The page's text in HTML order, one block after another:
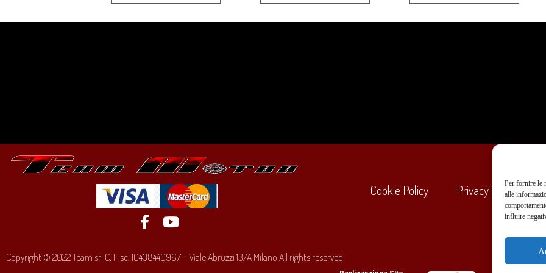
Per fornire le
alle
influire
Cookie Policy Privacy policy
Copyright © 2022 Team srl C. Fisc. 10438440967 – Viale Abruzzi 13/A Milano All rights reserved